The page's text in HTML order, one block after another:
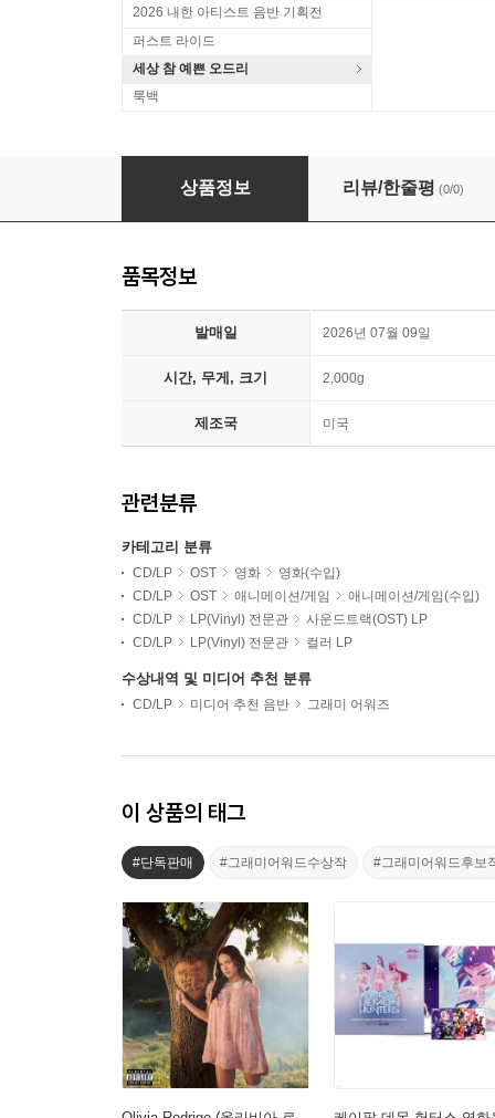
2026 내한 아티스트 음반 기획전
퍼스트 라이드
세상 참 예쁜 오드리
룩백
케이팝 데몬 헌터스 영화음악 (KPop Demon
상품정보 리뷰/한줄평 (0/0)
품목정보
발매일 2026년 07월 09일
시간, 무게, 크기 2,000g
제조국 미국
관련분류
카테고리 분류
CD/LP OST 영화
영화(수입)
CD/LP
OST 애니메이션/게임
애니메이션/게임(수입)
CD/LP
LP(Vinyl) 전문관
사운드트랙(OST) LP
CD/LP
LP(Vinyl) 전문관 컬러 LP
수상내역 및 미디어 추천 분류
CD/LP 미디어 추천 음반 그래미 어워즈
이 상품의 태그
#단독판매 #그래미어워드수상작 #그래미어워드후보